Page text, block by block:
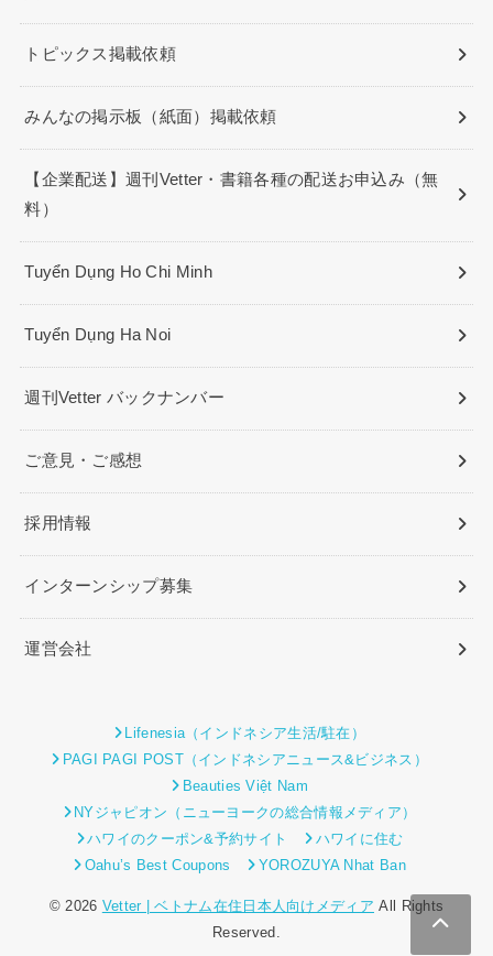
トピックス掲載依頼
みんなの掲示板（紙面）掲載依頼
【企業配送】週刊Vetter・書籍各種の配送お申込み（無
料）
Tuyển Dụng Ho Chi Minh
Tuyển Dụng Ha Noi
週刊Vetter バックナンバー
ご意見・ご感想
採用情報
インターンシップ募集
運営会社
Lifenesia（インドネシア生活/駐在）
PAGI PAGI POST（インドネシアニュース&ビジネス）
Beauties Việt Nam
NYジャピオン（ニューヨークの総合情報メディア）
ハワイのクーポン&予約サイト
ハワイに住む
Oahu’s Best Coupons
YOROZUYA Nhat Ban
© 2026 Vetter | ベトナム在住日本人向けメディア All Rights
Reserved.